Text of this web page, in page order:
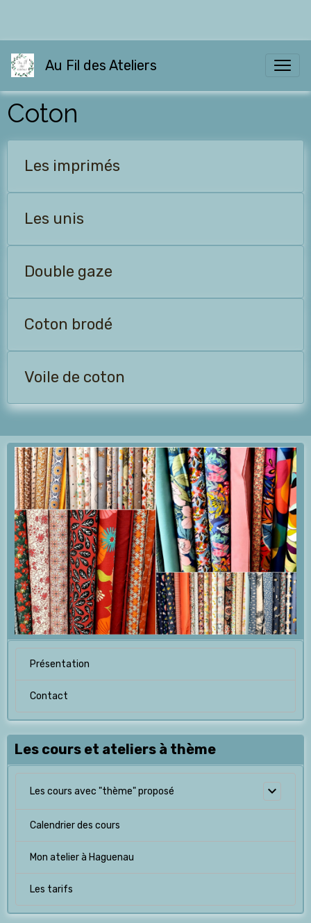
Au Fil des Ateliers
Coton
Les imprimés
Les unis
Double gaze
Coton brodé
Voile de coton
Présentation
Contact
Les cours et ateliers à thème
Les cours avec "thème" proposé
Calendrier des cours
Mon atelier à Haguenau
Les tarifs